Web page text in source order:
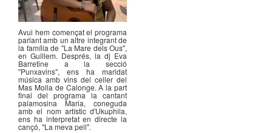
Avui hem començat el programa
parlant amb un altre integrant de
la família de "La Mare dels Ous",
en Guillem. Després, la dj Eva
Barretine a la secció
"Punxavins", ens ha maridat
música amb vins del celler del
Mas Molla de Calonge. A la part
final del programa la cantant
palamosina Maria, coneguda
amb el nom artístic d'Ukuphila,
ens ha interpretat en directe la
cançó, "La meva pell".